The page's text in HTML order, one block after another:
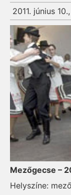
2011. június
Mezőgecse –
Helyszíne: